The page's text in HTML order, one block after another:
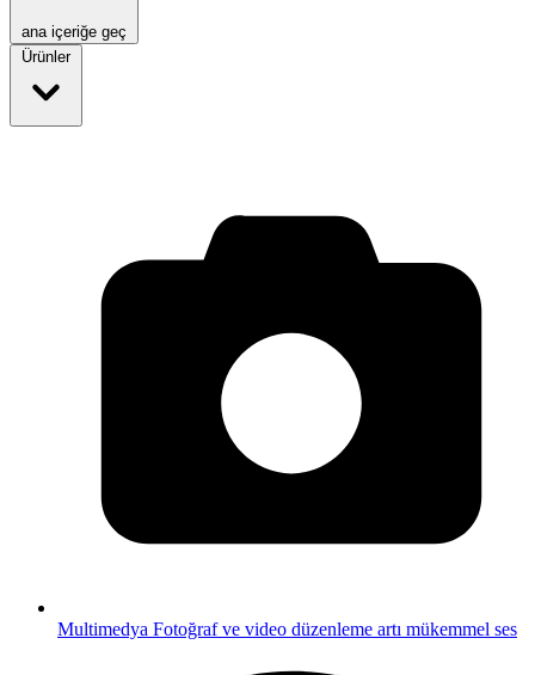
ana içeriğe geç
Ürünler
Multimedya Fotoğraf ve video düzenleme artı mükemmel ses